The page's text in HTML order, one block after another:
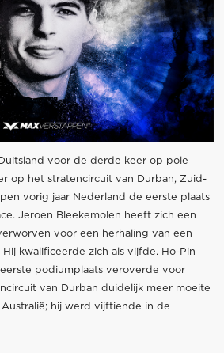
voor de derde keer op pole
op het stratencircuit van Durban, Zuid-
vorig jaar Nederland de eerste plaats
Jeroen Bleekemolen heeft zich een
voor een herhaling van een
kwalificeerde zich als vijfde. Ho-Pin
podiumplaats veroverde voor
van Durban duidelijk meer moeite
hij werd vijftiende in de